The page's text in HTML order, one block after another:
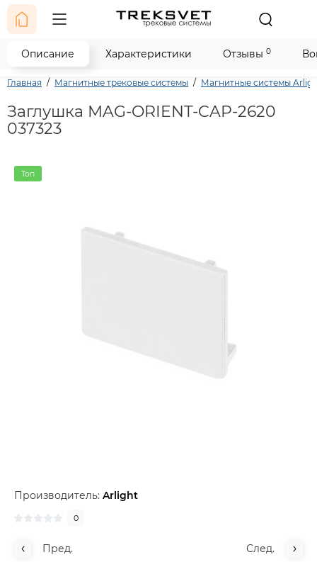
Главная Магнитные трековые системы Магнитные системы
Заглушка MAG-ORIENT-CAP-2620
037323
Топ
Производитель: Arlight
0
Пред. След.
Описание Характеристики Отзывы 0